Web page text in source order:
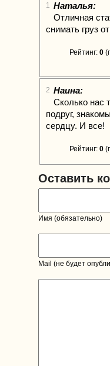
1 Наталья:
Отличная
снимать груз
Рейтинг: 0
2 Наина:
Сколько нас
подруг,
сердцу. И все!
Рейтинг: 0
Оставить
Имя (обязательно)
Mail (не будет